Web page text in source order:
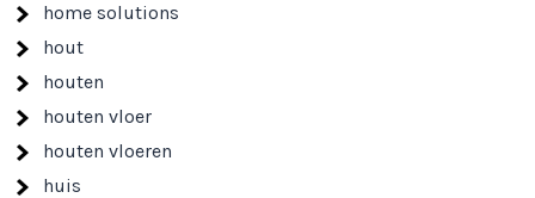
home solutions
hout
houten
houten vloer
houten vloeren
huis